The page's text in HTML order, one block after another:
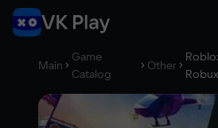
Main
Game
Catalog
Other
Robux